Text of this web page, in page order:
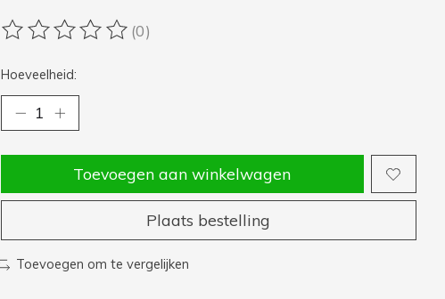
De beoordeling van dit product is
(0)
Hoeveelheid:
Toevoegen aan winkelwagen
Plaats bestelling
Toevoegen om te vergelijken